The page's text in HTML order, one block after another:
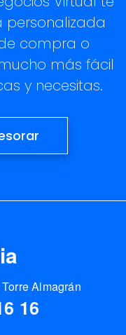
compra o
más fácil
y necesitas.
Almagrán
16